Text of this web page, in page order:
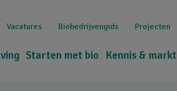
Starten met bio Kennis & markt
Vacatures Biobedrijvengids Projecten